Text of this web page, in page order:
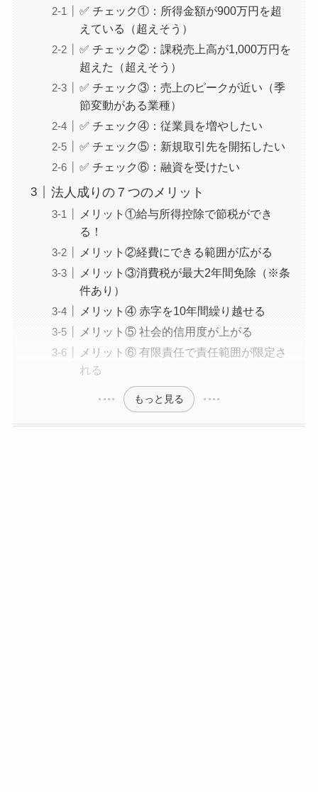
✅ チェック①：所得金額が900万円を超
えている（超えそう）
✅ チェック②：課税売上高が1,000万円を
超えた（超えそう）
✅ チェック③：売上のピークが近い（季
節変動がある業種）
✅ チェック④：従業員を増やしたい
✅ チェック⑤：新規取引先を開拓したい
✅ チェック⑥：融資を受けたい
法人成りの７つのメリット
メリット①給与所得控除で節税ができ
る！
メリット②経費にできる範囲が広がる
メリット③消費税が最大2年間免除（※条
件あり）
メリット④ 赤字を10年間繰り越せる
メリット⑤ 社会的信用度が上がる
メリット⑥ 有限責任で責任範囲が限定さ
れる
もっと見る